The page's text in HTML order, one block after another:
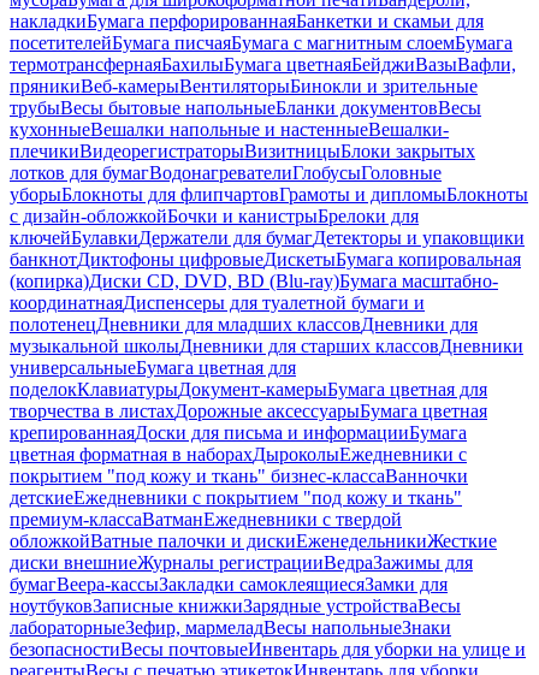
накладкиБумага перфорированнаяБанкетки и скамьи для
посетителейБумага писчаяБумага с магнитным слоемБумага
термотрансфернаяБахилыБумага цветнаяБейджиВазыВафли,
пряникиВеб-камерыВентиляторыБинокли и зрительные
трубыВесы бытовые напольныеБланки документовВесы
кухонныеВешалки напольные и настенныеВешалки-
плечикиВидеорегистраторыВизитницыБлоки закрытых
лотков для бумагВодонагревателиГлобусыГоловные
уборыБлокноты для флипчартовГрамоты и дипломыБлокноты
с дизайн-обложкойБочки и канистрыБрелоки для
ключейБулавкиДержатели для бумагДетекторы и упаковщики
банкнотДиктофоны цифровыеДискетыБумага копировальная
(копирка)Диски CD, DVD, BD (Blu-ray)Бумага масштабно-
координатнаяДиспенсеры для туалетной бумаги и
полотенецДневники для младших классовДневники для
музыкальной школыДневники для старших классовДневники
универсальныеБумага цветная для
поделокКлавиатурыДокумент-камерыБумага цветная для
творчества в листахДорожные аксессуарыБумага цветная
крепированнаяДоски для письма и информацииБумага
цветная форматная в наборахДыроколыЕжедневники с
покрытием "под кожу и ткань" бизнес-классаВанночки
детскиеЕжедневники с покрытием "под кожу и ткань"
премиум-классаВатманЕжедневники с твердой
обложкойВатные палочки и дискиЕженедельникиЖесткие
диски внешниеЖурналы регистрацииВедраЗажимы для
бумагВеера-кассыЗакладки самоклеящиесяЗамки для
ноутбуковЗаписные книжкиЗарядные устройстваВесы
лабораторныеЗефир, мармеладВесы напольныеЗнаки
безопасностиВесы почтовыеИнвентарь для уборки на улице и
реагентыВесы с печатью этикетокИнвентарь для уборки